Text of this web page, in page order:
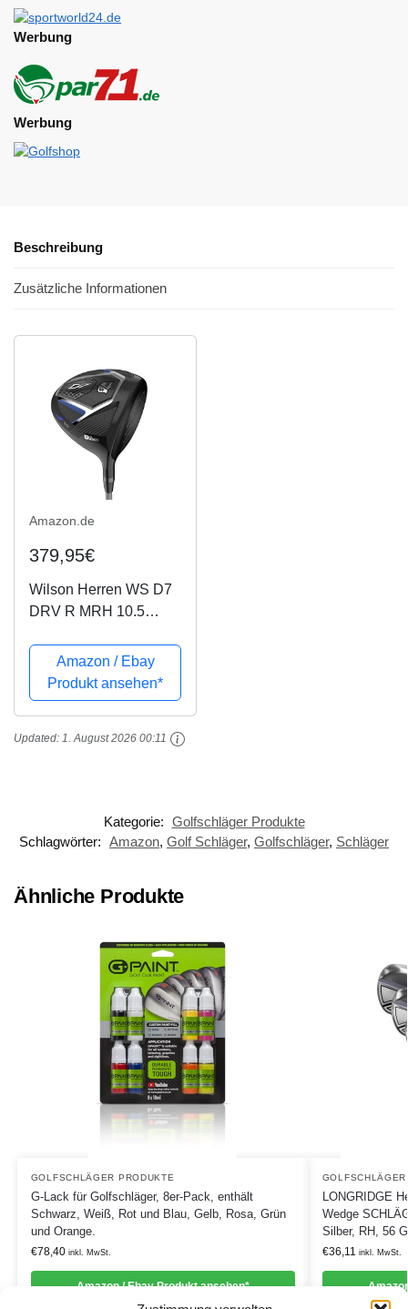
Werbung
Werbung
Beschreibung
Zusätzliche Informationen
Amazon.de
379,95€
Wilson Herren WS D7
DRV R MRH 10.5
Mehrfarben
Amazon / Ebay
Produkt ansehen*
Updated: 1. August 2026 00:11
Kategorie: Golfschläger Produkte
Schlagwörter: Amazon, Golf Schläger, Golfschläger, Schläger
Ähnliche Produkte
GOLFSCHLÄGER PRODUKTE
G-Lack für Golfschläger, 8er-Pack, enthält
Schwarz, Weiß, Rot und Blau, Gelb, Rosa, Grün
und Orange.
€78,40 inkl. MwSt.
Amazon / Ebay Produkt ansehen*
LONGRIDGE
Wedge
Silber, RH, 56
€36,11 inkl. MwSt.